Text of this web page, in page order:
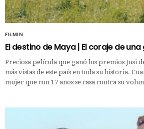
FILMIN
El destino de Maya | El coraje de
Preciosa película que ganó los premios Jusi
más vistas de este país en toda su historia.
mujer que con 17 años se casa contra su